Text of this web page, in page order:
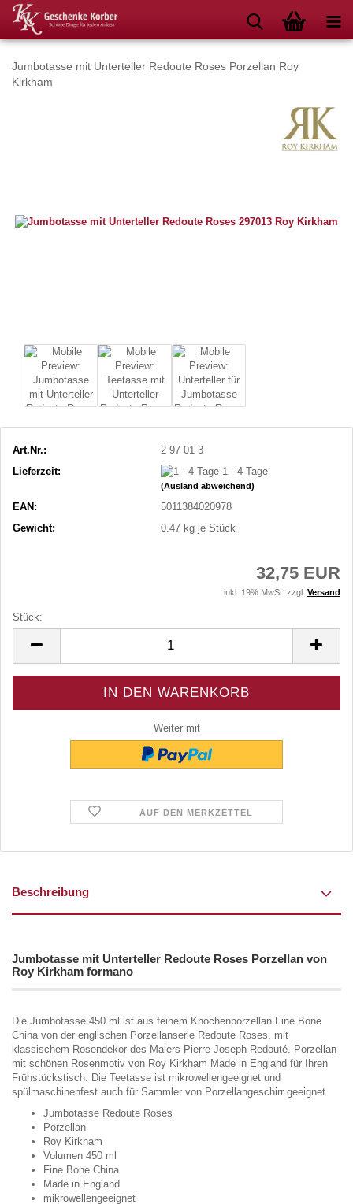
Jumbotasse mit Unterteller Redoute Roses Porzellan Roy
Kirkham
Art.Nr.:
2 97 01 3
Lieferzeit:
1 - 4 Tage
(Ausland abweichend)
EAN:
5011384020978
Gewicht:
0.47 kg je Stück
32,75 EUR
inkl. 19% MwSt. zzgl. Versand
Stück:
Weiter mit
AUF DEN MERKZETTEL
Beschreibung
Jumbotasse mit Unterteller Redoute Roses Porzellan von
Roy Kirkham formano
Die Jumbotasse 450 ml ist aus feinem Knochenporzellan Fine Bone
China von der englischen Porzellanserie Redoute Roses, mit
klassischem Rosendekor des Malers Pierre-Joseph Redouté. Porzellan
mit schönen Rosenmotiv von Roy Kirkham Made in England für Ihren
Frühstückstisch. Die Teetasse ist mikrowellengeeignet und
spülmaschinenfest auch für Sammler von Porzellangeschirr geeignet.
Jumbotasse Redoute Roses
Porzellan
Roy Kirkham
Volumen 450 ml
Fine Bone China
Made in England
mikrowellengeeignet